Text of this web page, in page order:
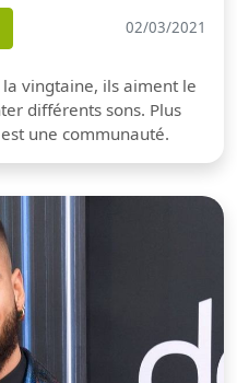
02/03/2021
vingtaine, ils aiment le
différents sons. Plus
une communauté.